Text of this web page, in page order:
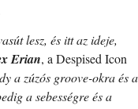
lesz, és itt az ideje,
Erian, a Despised Icon
a zúzós groove-okra és a
a sebességre és a